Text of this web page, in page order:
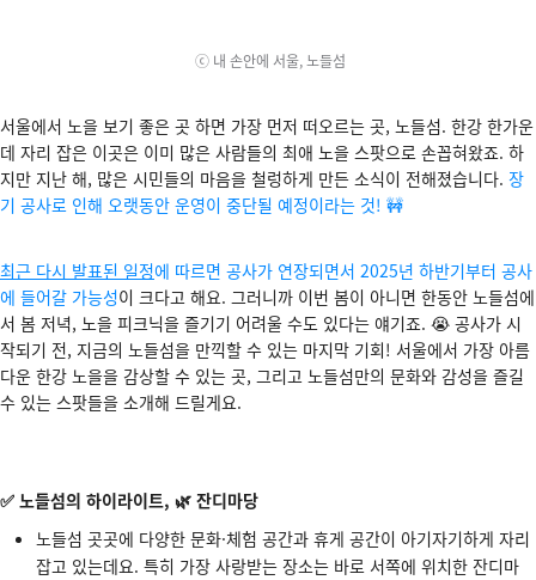
ⓒ 내 손안에 서울, 노들섬
서울에서 노을 보기 좋은 곳 하면 가장 먼저 떠오르는 곳, 노들섬. 한강 한가운
데 자리 잡은 이곳은 이미 많은 사람들의 최애 노을 스팟으로 손꼽혀왔죠. 하
지만 지난 해, 많은 시민들의 마음을 철렁하게 만든 소식이 전해졌습니다. 장
기 공사로 인해 오랫동안 운영이 중단될 예정이라는 것! 🚧
최근 다시 발표된 일정에 따르면 공사가 연장되면서 2025년 하반기부터 공사
에 들어갈 가능성이 크다고 해요. 그러니까 이번 봄이 아니면 한동안 노들섬에
서 봄 저녁, 노을 피크닉을 즐기기 어려울 수도 있다는 얘기죠. 😭 공사가 시
작되기 전, 지금의 노들섬을 만끽할 수 있는 마지막 기회! 서울에서 가장 아름
다운 한강 노을을 감상할 수 있는 곳, 그리고 노들섬만의 문화와 감성을 즐길
수 있는 스팟들을 소개해 드릴게요.
✅ 노들섬의 하이라이트, 🌿 잔디마당
노들섬 곳곳에 다양한 문화·체험 공간과 휴게 공간이 아기자기하게 자리
잡고 있는데요. 특히 가장 사랑받는 장소는 바로 서쪽에 위치한 잔디마